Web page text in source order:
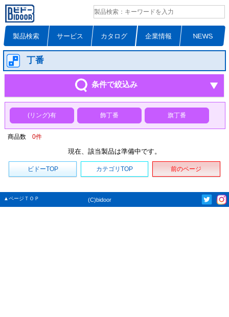
製品検索 サービス カタログ 企業情報 NEWS
丁番
条件で絞込み
(リング)有 飾丁番 旗丁番
商品数 0件
現在、該当製品は準備中です。
ビドーTOP カテゴリTOP 前のページ
▲ページＴＯＰ (C)bidoor